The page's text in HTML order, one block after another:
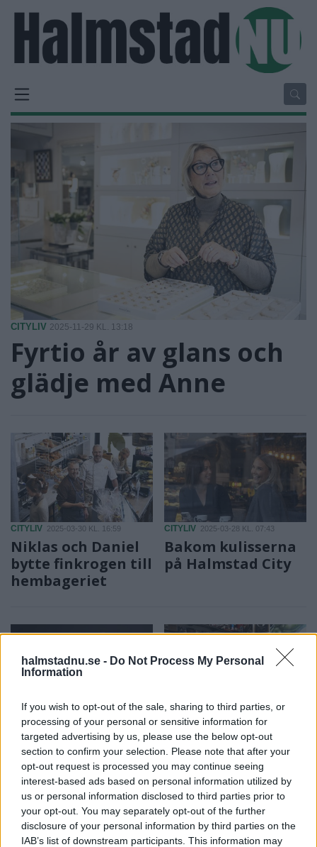
halmstadnu.se - Do Not Process My Personal
Information
If you wish to opt-out of the sale, sharing to third parties, or
processing of your personal or sensitive information for
targeted advertising by us, please use the below opt-out
section to confirm your selection. Please note that after your
opt-out request is processed you may continue seeing
interest-based ads based on personal information utilized by
us or personal information disclosed to third parties prior to
your opt-out. You may separately opt-out of the further
disclosure of your personal information by third parties on the
IAB’s list of downstream participants. This information may
CITYLIV 2025-11-29 KL. 13:18
Fyrtio år av glans och
glädje med Anne
CITYLIV 2025-03-30 KL. 16:59
Niklas och Daniel
bytte finkrogen till
hembageriet
CITYLIV 2025-03-28 KL. 07:43
Bakom kulisserna
på Halmstad City
CITYLIV 2025-02-20 KL. 16:53
Magnus Carlsson
ger sig ut på turné
CITYLIV 2025-01-28 KL. 07:36
Nostalgi, nörderi
och nyvinyl
Historien om Backlist och
Henrik Pejle